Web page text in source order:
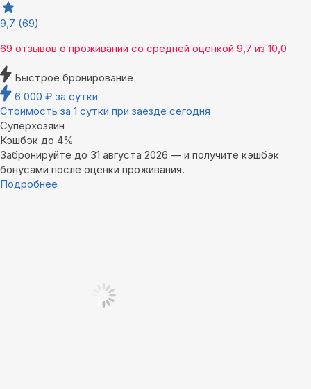
9,7 (69)
69 отзывов о проживании со средней оценкой 9,7 из 10,0
Быстрое бронирование
6 000 ₽ за сутки
Стоимость за 1 сутки при заезде сегодня
Суперхозяин
Кэшбэк до 4%
Забронируйте до 31 августа 2026 — и получите кэшбэк
бонусами после оценки проживания.
Подробнее